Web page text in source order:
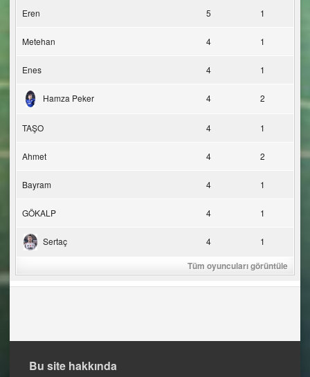
Eren 5 1
Metehan 4 1
Enes 4 1
Hamza Peker 4 2
TAŞO 4 1
Ahmet 4 2
Bayram 4 1
GÖKALP 4 1
Sertaç 4 1
Tüm oyuncuları görüntüle
Bu site hakkında